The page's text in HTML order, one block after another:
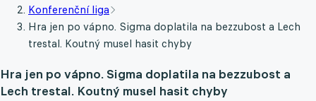
Konferenční liga
Hra jen po vápno. Sigma doplatila na bezzubost a Lech
trestal. Koutný musel hasit chyby
Hra jen po vápno. Sigma doplatila na bezzubost a
Lech trestal. Koutný musel hasit chyby